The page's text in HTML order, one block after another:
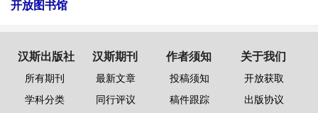
开放图书馆
汉斯出版社
所有期刊
学科分类
汉斯期刊
最新文章
同行评议
作者须知
投稿须知
稿件跟踪
关于我们
开放获取
出版协议